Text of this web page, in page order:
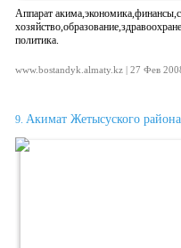
Аппарат
политика.
www.bostandyk.almaty.kz | 27 Фев
9. Акимат Жетысуского